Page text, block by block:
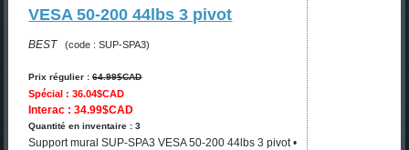
VESA 50-200 44lbs 3 pivot
BEST (code : SUP-SPA3)
Prix régulier :64.99$CAD
Spécial : 36.04$CAD
Interac : 34.99$CAD
Quantité en inventaire : 3
Support mural SUP-SPA3 VESA 50-200 44lbs 3 pivot •